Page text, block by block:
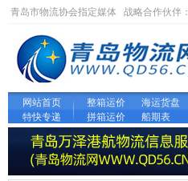
青岛市物流协会指定媒体 战略合作伙伴：
网站首页 整箱运价 海运货盘
特快专递
拼箱运价 船期表